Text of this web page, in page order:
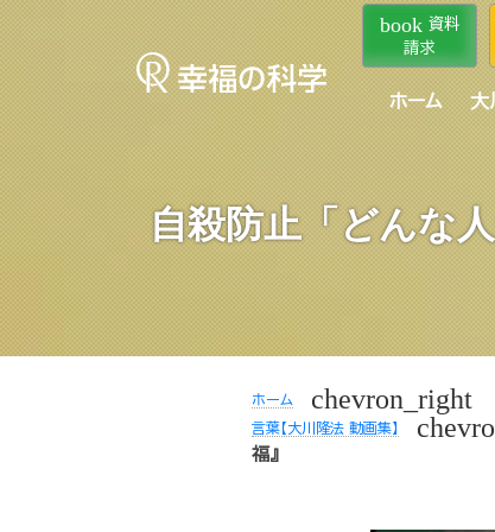
book 資料
請求
ホーム 大
自殺防止「どんな
ホーム chevron_right
言葉【大川隆法 動画集】
福』